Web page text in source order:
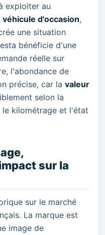
exploiter au
véhicule d'occasion,
une situation
bénéficie d'une
réelle sur
l'abondance de
précise, car la valeur
selon la
kilométrage et l'état
sur la
sur le marché
La marque est
image de